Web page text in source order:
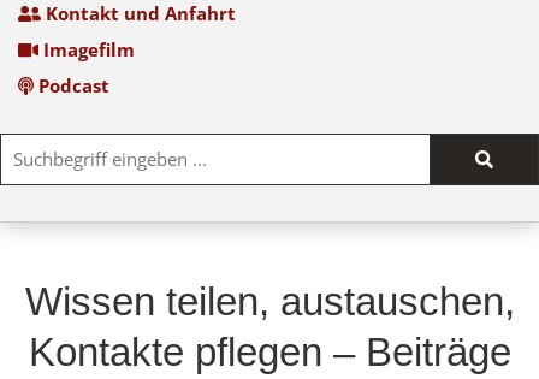
Kontakt und Anfahrt
Imagefilm
Podcast
Wissen teilen, austauschen,
Kontakte pflegen – Beiträge